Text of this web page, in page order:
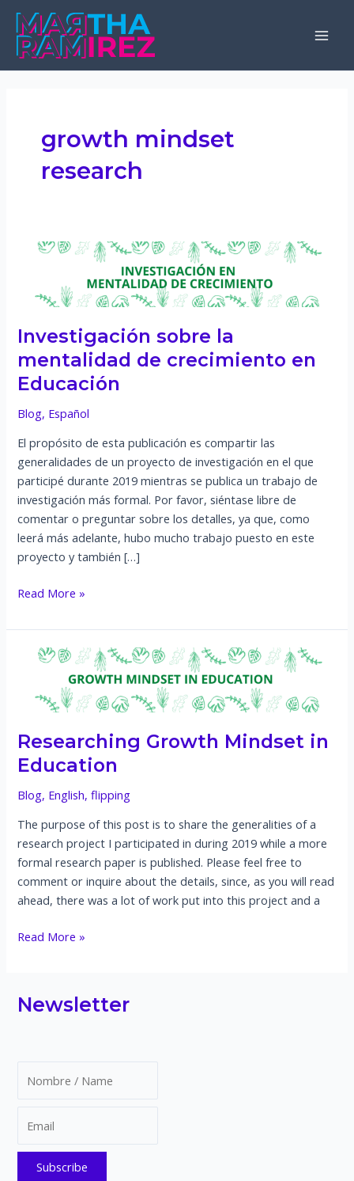
Skip
content
growth mindset
research
Investigación sobre la
mentalidad de crecimiento en
Educación
Blog, Español
El propósito de esta publicación es compartir las
generalidades de un proyecto de investigación en el que
participé durante 2019 mientras se publica un trabajo de
investigación más formal. Por favor, siéntase libre de
comentar o preguntar sobre los detalles, ya que, como
leerá más adelante, hubo mucho trabajo puesto en este
proyecto y también […]
Investigación
la
mentalidad
crecimiento
Read More »
Researching Growth Mindset in
Education
Blog, English,flipping
The purpose of this post is to share the generalities of a
research project I participated in during 2019 while a more
formal research paper is published. Please feel free to
comment or inquire about the details, since, as you will read
ahead, there was a lot of work put into this project and a
Researching
Education
Read More »
Newsletter